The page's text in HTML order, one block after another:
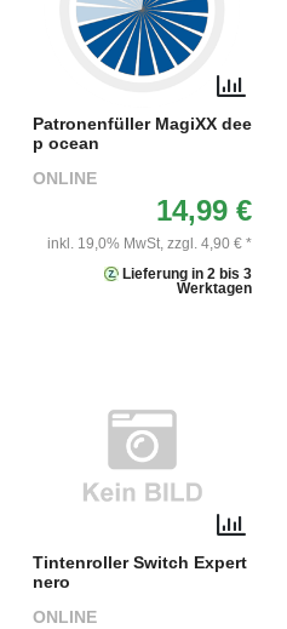
Patronenfüller MagiXX dee
p ocean
ONLINE
14,99 €
inkl. 19,0% MwSt, zzgl. 4,90 € *
Lieferung in 2 bis 3
Werktagen
Tintenroller Switch Expert
nero
ONLINE